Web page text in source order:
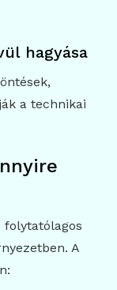
hagyása
a technikai
A